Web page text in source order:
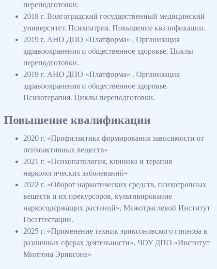
переподготовки.
2018 г. Волгоградский государственный медицинский
университет. Психиатрия. Повышение квалификации.
2019 г. АНО ДПО «Платформа» . Организация
здравоохранения и общественное здоровье. Циклы
переподготовки.
2019 г. АНО ДПО «Платформа» . Организация
здравоохранения и общественное здоровье.
Психотерапия. Циклы переподготовки.
Повышение квалификации
2020 г. «Профилактика формирования зависимости от
психоактивных веществ»
2021 г. «Психопатология, клиника и терапия
наркологических заболеваний»
2022 г. «Оборот наркотических средств, психотропных
веществ и их прекурсоров, культивирование
наркосодержащих растений», Межотраслевой Институт
Госаттестации.
2025 г. «Применение техник эриксоновского гипноза в
различных сферах деятельности», ЧОУ ДПО «Институт
Милтона Эриксона»